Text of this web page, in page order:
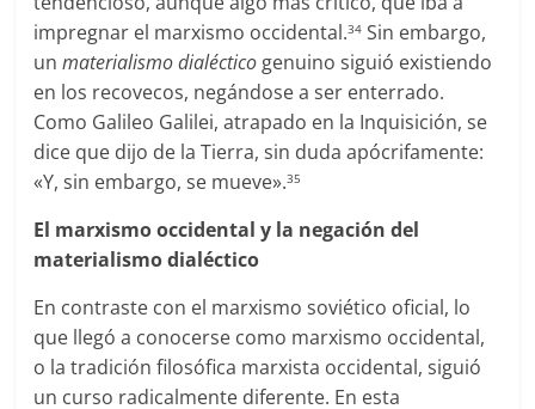
impregnar el marxismo occidental.34 Sin embargo,
unmaterialismo dialéctico genuino siguió existiendo
en los recovecos, negándose a ser enterrado.
Como Galileo Galilei, atrapado en la Inquisición, se
dice que dijo de la Tierra, sin duda apócrifamente:
«Y, sin embargo, se mueve».35
El marxismo occidental y la negación del
materialismo dialéctico
En contraste con el marxismo soviético oficial, lo
que llegó a conocerse como marxismo occidental,
o la tradición filosófica marxista occidental, siguió
un curso radicalmente diferente. En esta